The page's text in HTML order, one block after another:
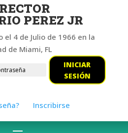
PEREZ JR
el 4 de Julio de 1966 en la
de Miami, FL
INICIAR
SESIÓN
Inscribirse